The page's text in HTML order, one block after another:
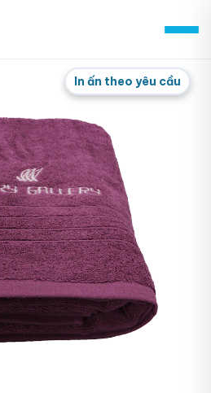
In ấn theo yêu cầu